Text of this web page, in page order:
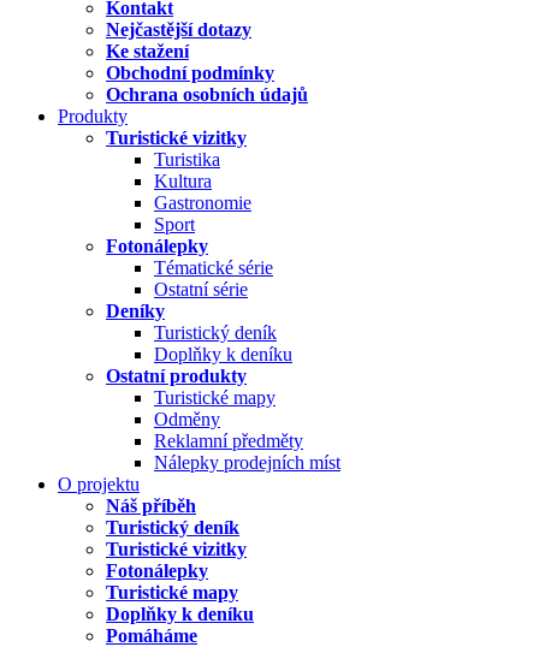
Kontakt
Nejčastější dotazy
Ke stažení
Obchodní podmínky
Ochrana osobních údajů
Produkty
Turistické vizitky
Turistika
Kultura
Gastronomie
Sport
Fotonálepky
Tématické série
Ostatní série
Deníky
Turistický deník
Doplňky k deníku
Ostatní produkty
Turistické mapy
Odměny
Reklamní předměty
Nálepky prodejních míst
O projektu
Náš příběh
Turistický deník
Turistické vizitky
Fotonálepky
Turistické mapy
Doplňky k deníku
Pomáháme